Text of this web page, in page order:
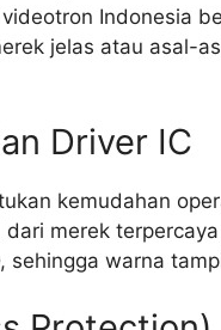
Indonesia
jelas atau asal-
Driver IC
kemudahan
merek
sehingga warna